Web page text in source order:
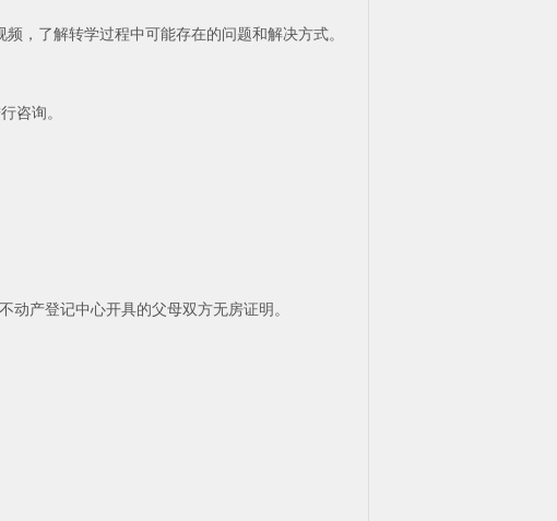
，了解转学过程中可能存在的问题和解决方式。
咨询。
产登记中心开具的父母双方无房证明。